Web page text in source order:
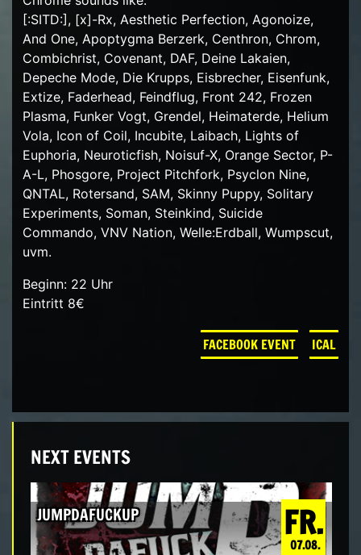
[:SITD:], [x]-Rx, Aesthetic Perfection, Agonoize,
And One, Apoptygma Berzerk, Centhron, Chrom,
Combichrist, Covenant, DAF, Deine Lakaien,
Depeche Mode, Die Krupps, Eisbrecher, Eisenfunk,
Extize, Faderhead, Feindflug, Front 242, Frozen
Plasma, Funker Vogt, Grendel, Heimaterde, Helium
Vola, Icon of Coil, Incubite, Laibach, Lights of
Euphoria, Neuroticfish, Noisuf-X, Orange Sector, P-
A-L, Phosgore, Project Pitchfork, Psyclon Nine,
QNTAL, Rotersand, SAM, Skinny Puppy, Solitary
Experiments, Soman, Steinkind, Suicide
Commando, VNV Nation, Welle:Erdball, Wumpscut,
uvm.
Beginn: 22 Uhr
Eintritt 8€
FACEBOOK EVENT ICAL
NEXT EVENTS
FR.
07.08.
JUMPDAFUCKUP